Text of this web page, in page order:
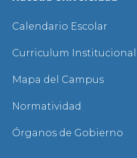
Calendario Escolar
Curriculum Institucional
Mapa del Campus
Normatividad
Órganos de Gobierno